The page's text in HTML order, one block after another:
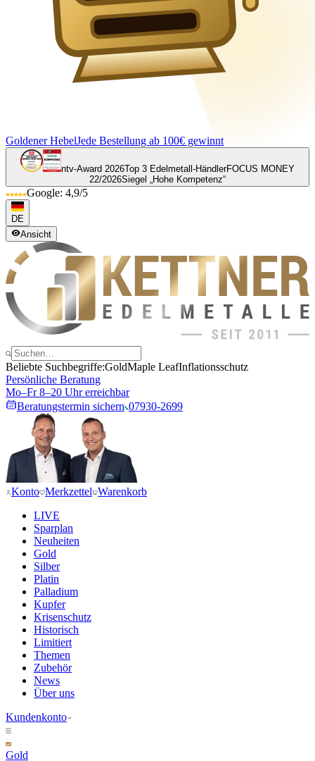
Goldener HebelJede Bestellung ab 100€ gewinnt
ntv-Award 2026Top 3 Edelmetall-HändlerFOCUS MONEY
22/2026Siegel „Hohe Kompetenz“
Google: 4,9/5
DE
Ansicht
Beliebte Suchbegriffe:GoldMaple LeafInflationsschutz
Persönliche Beratung
Mo–Fr 8–20 Uhr erreichbar
Beratungstermin sichern 07930-2699
Konto Merkzettel Warenkorb
LIVE
Sparplan
Neuheiten
Gold
Silber
Platin
Palladium
Kupfer
Krisenschutz
Historisch
Limitiert
Themen
Zubehör
News
Über uns
Kundenkonto
Gold